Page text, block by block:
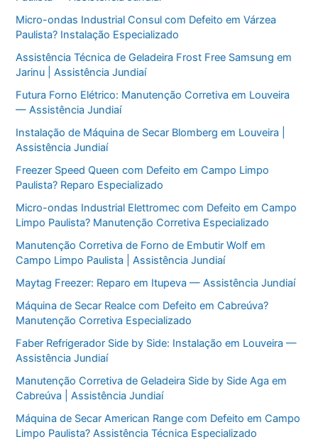
Micro-ondas Industrial Consul com Defeito em Várzea
Paulista? Instalação Especializado
Assistência Técnica de Geladeira Frost Free Samsung em
Jarinu | Assistência Jundiaí
Futura Forno Elétrico: Manutenção Corretiva em Louveira
— Assistência Jundiaí
Instalação de Máquina de Secar Blomberg em Louveira |
Assistência Jundiaí
Freezer Speed Queen com Defeito em Campo Limpo
Paulista? Reparo Especializado
Micro-ondas Industrial Elettromec com Defeito em Campo
Limpo Paulista? Manutenção Corretiva Especializado
Manutenção Corretiva de Forno de Embutir Wolf em
Campo Limpo Paulista | Assistência Jundiaí
Maytag Freezer: Reparo em Itupeva — Assistência Jundiaí
Máquina de Secar Realce com Defeito em Cabreúva?
Manutenção Corretiva Especializado
Faber Refrigerador Side by Side: Instalação em Louveira —
Assistência Jundiaí
Manutenção Corretiva de Geladeira Side by Side Aga em
Cabreúva | Assistência Jundiaí
Máquina de Secar American Range com Defeito em Campo
Limpo Paulista? Assistência Técnica Especializado